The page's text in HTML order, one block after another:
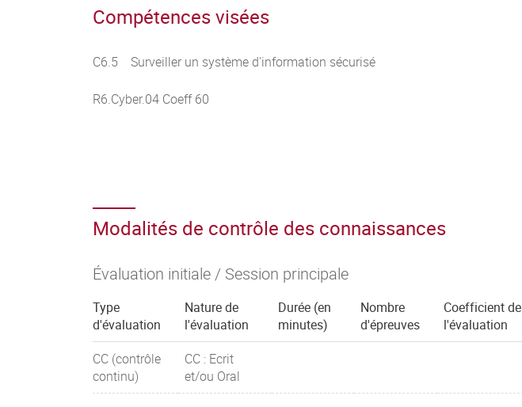
Compétences visées
C6.5 Surveiller un système d'information sécurisé
R6.Cyber.04 Coeff 60
Modalités de contrôle des connaissances
Évaluation initiale / Session principale
Type
d'évaluation
Nature de
l'évaluation
Durée (en
minutes)
Nombre
d'épreuves
Coefficient de
l'évaluation
CC (contrôle
continu)
CC : Ecrit
et/ou Oral